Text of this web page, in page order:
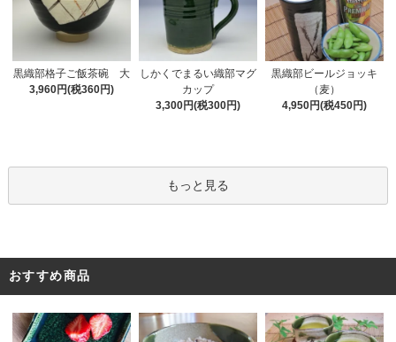
黒織部格子ご飯茶碗 大
3,960円(税360円)
しかくでまるい織部マグ
カップ
3,300円(税300円)
黒織部ビールジョッキ
（麦）
4,950円(税450円)
もっと見る
おすすめ商品